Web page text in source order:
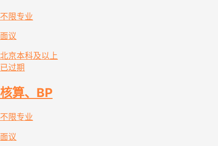
不限专业
面议
北京本科及以上
已过期
核算、BP
不限专业
面议